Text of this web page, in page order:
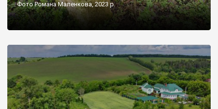
Фото Романа Маленкова, 2023 р.